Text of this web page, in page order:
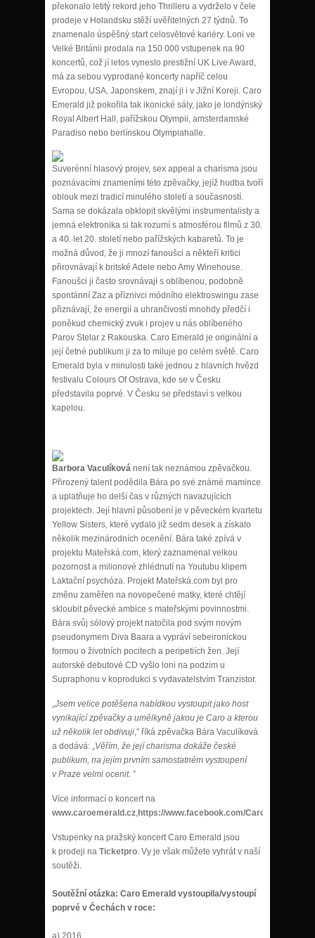
překonalo letitý rekord jeho Thrilleru a vydrželo v čele
prodeje v Holandsku stěží uvěřitelných 27 týdnů. To
znamenalo úspěšný start celosvětové kariéry. Loni ve
Velké Británii prodala na 150 000 vstupenek na 90
koncertů, což jí letos vyneslo prestižní UK Live Award,
má za sebou vyprodané koncerty napříč celou
Evropou, USA, Japonskem, znají ji i v Jižní Koreji. Caro
Emerald již pokořila tak ikonické sály, jako je londýnský
Royal Albert Hall, pařížskou Olympii, amsterdamské
Paradiso nebo berlínskou Olympiahalle.
Suverénní hlasový projev, sex appeal a charisma jsou
poznávacími znameními této zpěvačky, jejíž hudba tvoří
oblouk mezi tradicí minulého století a současností.
Sama se dokázala obklopit skvělými instrumentalisty a
jemná elektronika si tak rozumí s atmosférou filmů z 30.
a 40. let 20. století nebo pařížských kabaretů. To je
možná důvod, že ji mnozí fanoušci a někteří kritici
přirovnávají k britské Adele nebo Amy Winehouse.
Fanoušci ji často srovnávají s oblíbenou, podobně
spontánní Zaz a příznivci módního elektroswingu zase
přiznávají, že energií a uhrančivostí mnohdy předčí i
poněkud chemický zvuk i projev u nás oblíbeného
Parov Stelar z Rakouska. Caro Emerald je originální a
její četné publikum ji za to miluje po celém světě. Caro
Emerald byla v minulosti také jednou z hlavních hvězd
festivalu Colours Of Ostrava, kde se v Česku
představila poprvé. V Česku se představí s velkou
kapelou.
Barbora Vaculíková není tak neznámou zpěvačkou.
Přirozený talent podědila Bára po své známé mamince
a uplatňuje ho delší čas v různých navazujících
projektech. Její hlavní působení je v pěveckém kvartetu
Yellow Sisters, které vydalo již sedm desek a získalo
několik mezinárodních ocenění. Bára také zpívá v
projektu Mateřská.com, který zaznamenal velkou
pozornost a milionové zhlédnutí na Youtubu klipem
Laktační psychóza. Projekt Mateřská.com byl pro
změnu zaměřen na novopečené matky, které chtějí
skloubit pěvecké ambice s mateřskými povinnostmi.
Bára svůj sólový projekt natočila pod svým novým
pseudonymem Diva Baara a vypráví sebeironickou
formou o životních pocitech a peripetiích žen. Její
autorské debutové CD vyšlo loni na podzim u
Supraphonu v koprodukci s vydavatelstvím Tranzistor.
„Jsem velice potěšena nabídkou vystoupit jako host
vynikající zpěvačky a umělkyně jakou je Caro a kterou
už několik let obdivuji,” říká zpěvačka Bára Vaculíková
a dodává: „Věřím, že její charisma dokáže české
publikum, na jejím prvním samostatném vystoupení
v Praze velmi ocenit. ”
Více informací o koncert na
www.caroemerald.cz,https://www.facebook.com/
Vstupenky na pražský koncert Caro Emerald jsou
k prodeji na Ticketpro. Vy je však můžete vyhrát v naší
soutěži.
Soutěžní otázka: Caro Emerald vystoupila/vystoupí
poprvé v Čechách v roce:
a) 2016